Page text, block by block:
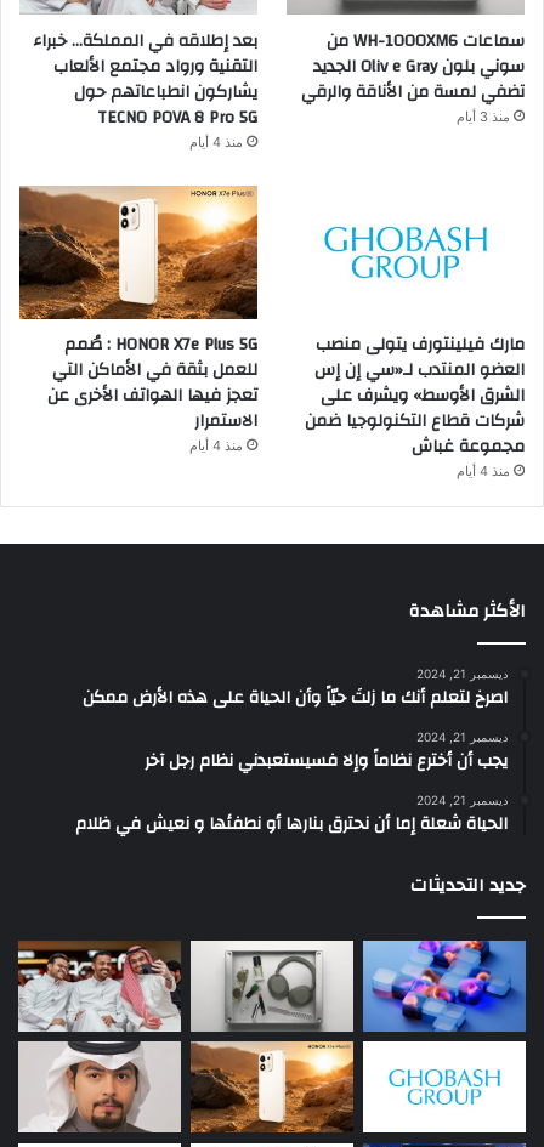
سماعات WH-1000XM6 من
سوني بلون Oliv e Gray الجديد
تضفي لمسة من الأناقة والرقي
منذ 3 أيام
بعد إطلاقه في المملكة… خبراء
التقنية ورواد مجتمع الألعاب
يشاركون انطباعاتهم حول
TECNO POVA 8 Pro 5G
منذ 4 أيام
مارك فيلينتورف يتولى منصب
العضو المنتدب لـ«سي إن إس
الشرق الأوسط» ويشرف على
شركات قطاع التكنولوجيا ضمن
مجموعة غباش
منذ 4 أيام
HONOR X7e Plus 5G : صُمم
للعمل بثقة في الأماكن التي
تعجز فيها الهواتف الأخرى عن
الاستمرار
منذ 4 أيام
الأكثر مشاهدة
ديسمبر 21, 2024
‫اصرخ لتعلم أنك ما زلتَ حيّاً وأن الحياة على هذه الأرض ممكن
ديسمبر 21, 2024
يجب أن أخترع نظاماً وإلا فسيستعبدني نظام رجل آخر
ديسمبر 21, 2024
الحياة شعلة إما أن نحترق بنارها أو نطفئها و نعيش في ظلام
جديد التحديثات